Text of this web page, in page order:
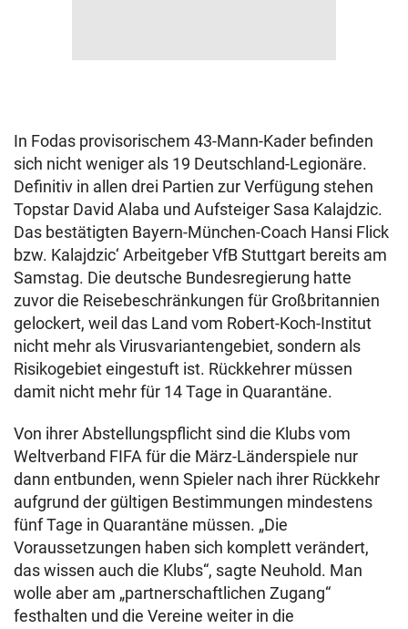
In Fodas provisorischem 43-Mann-Kader befinden
sich nicht weniger als 19 Deutschland-Legionäre.
Definitiv in allen drei Partien zur Verfügung stehen
Topstar David Alaba und Aufsteiger Sasa Kalajdzic.
Das bestätigten Bayern-München-Coach Hansi Flick
bzw. Kalajdzic‘ Arbeitgeber VfB Stuttgart bereits am
Samstag. Die deutsche Bundesregierung hatte
zuvor die Reisebeschränkungen für Großbritannien
gelockert, weil das Land vom Robert-Koch-Institut
nicht mehr als Virusvariantengebiet, sondern als
Risikogebiet eingestuft ist. Rückkehrer müssen
damit nicht mehr für 14 Tage in Quarantäne.
Von ihrer Abstellungspflicht sind die Klubs vom
Weltverband FIFA für die März-Länderspiele nur
dann entbunden, wenn Spieler nach ihrer Rückkehr
aufgrund der gültigen Bestimmungen mindestens
fünf Tage in Quarantäne müssen. „Die
Voraussetzungen haben sich komplett verändert,
das wissen auch die Klubs“, sagte Neuhold. Man
wolle aber am „partnerschaftlichen Zugang“
festhalten und die Vereine weiter in die